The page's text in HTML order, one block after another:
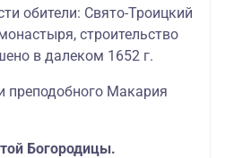
обители: Свято-Троицкий
строительство
в далеком 1652 г.
преподобного Макария
Богородицы.